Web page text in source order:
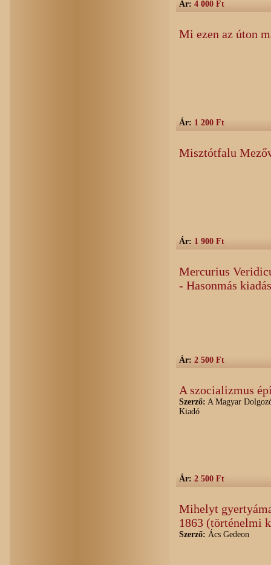
Ár: 4 000 Ft
Mi ezen az úton
Ár: 1 200 Ft
Misztótfalu
Ár: 1 900 Ft
Mercurius
- Hasonmás kiadás
Ár: 2 500 Ft
A szocializmus
Szerző: A Magyar
Kiadó
Ár: 2 500 Ft
Mihelyt
1863 (történelmi
Szerző: Ács Gedeon